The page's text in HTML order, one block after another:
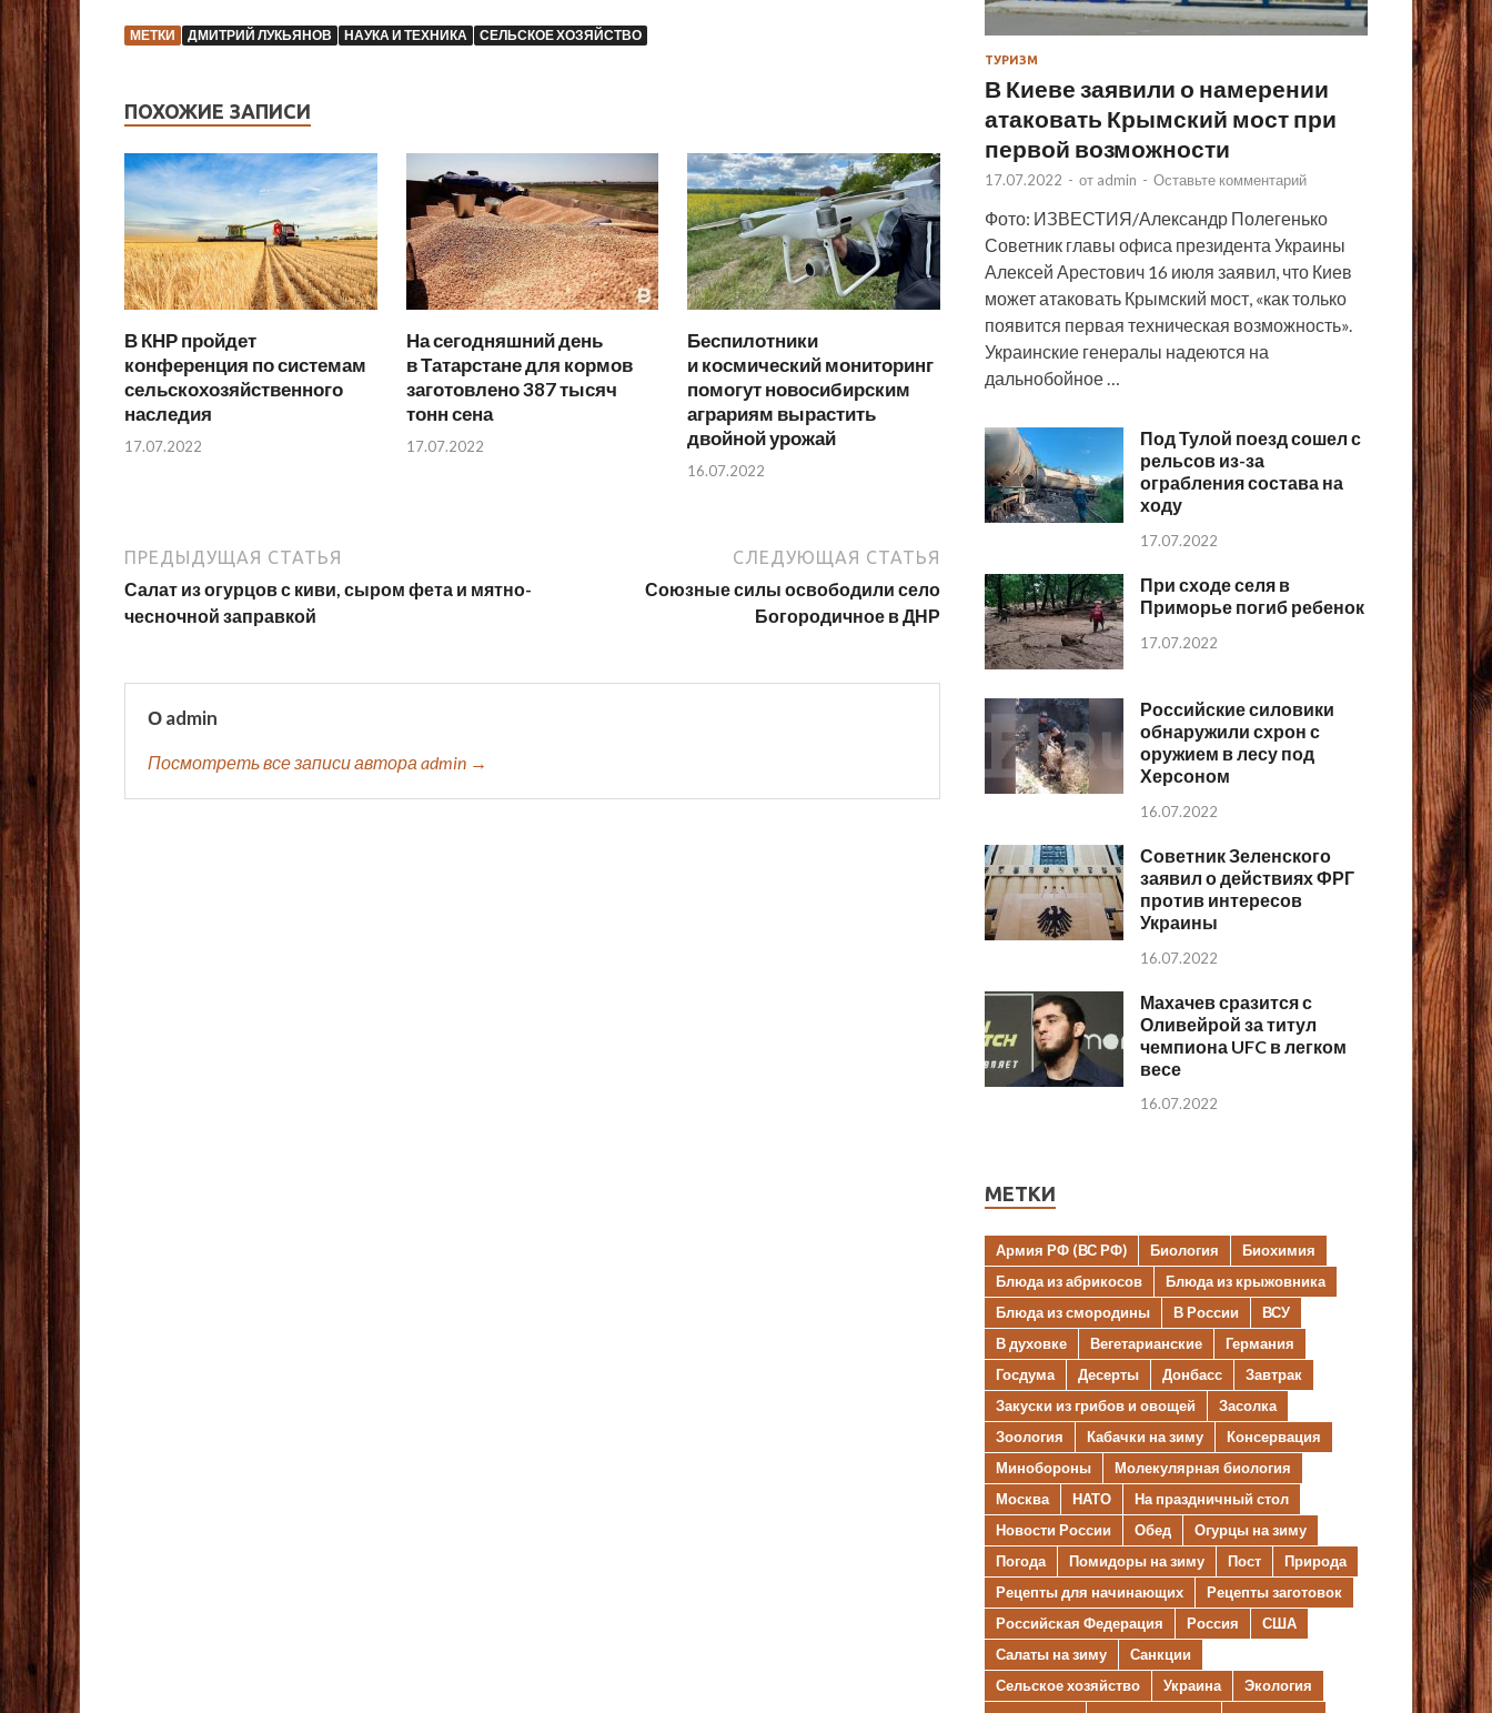
МЕТКИ ДМИТРИЙ ЛУКЬЯНОВ НАУКА И ТЕХНИКА СЕЛЬСКОЕ ХОЗЯЙСТВО
ПОХОЖИЕ ЗАПИСИ
В КНР пройдет
конференция по системам
сельскохозяйственного
наследия
17.07.2022
На сегодняшний день
в Татарстане для кормов
заготовлено 387 тысяч
тонн сена
17.07.2022
Беспилотники
и космический мониторинг
помогут новосибирским
аграриям вырастить
двойной урожай
16.07.2022
ПРЕДЫДУЩАЯ СТАТЬЯ
Салат из огурцов с киви, сыром фета и мятно-
чесночной заправкой
СЛЕДУЮЩАЯ СТАТЬЯ
Союзные силы освободили село
Богородичное в ДНР
О admin
Посмотреть все записи автора admin →
ТУРИЗМ
В Киеве заявили о намерении
атаковать Крымский мост при
первой возможности
17.07.2022 - от admin - Оставьте комментарий
Фото: ИЗВЕСТИЯ/Александр Полегенько
Советник главы офиса президента Украины
Алексей Арестович 16 июля заявил, что Киев
может атаковать Крымский мост, «как только
появится первая техническая возможность».
Украинские генералы надеются на
дальнобойное …
Под Тулой поезд сошел с
рельсов из-за
ограбления состава на
ходу
17.07.2022
При сходе селя в
Приморье погиб ребенок
17.07.2022
Российские силовики
обнаружили схрон с
оружием в лесу под
Херсоном
16.07.2022
Советник Зеленского
заявил о действиях ФРГ
против интересов
Украины
16.07.2022
Махачев сразится с
Оливейрой за титул
чемпиона UFC в легком
весе
16.07.2022
МЕТКИ
Армия РФ (ВС РФ) Биология
Биохимия
Блюда из абрикосов
Блюда из крыжовника
Блюда из смородины
В России
ВСУ
В духовке
Вегетарианские
Германия
Госдума
Десерты Донбасс
Завтрак
Закуски из грибов и овощей
Засолка
Зоология
Кабачки на зиму
Консервация
Минобороны
Молекулярная биология
Москва
НАТО
На праздничный стол
Новости России
Обед
Огурцы на зиму
Погода
Помидоры на зиму Пост
Природа
Рецепты для начинающих
Рецепты заготовок
Российская Федерация
Россия
США
Салаты на зиму
Санкции
Сельское хозяйство
Украина
Экология